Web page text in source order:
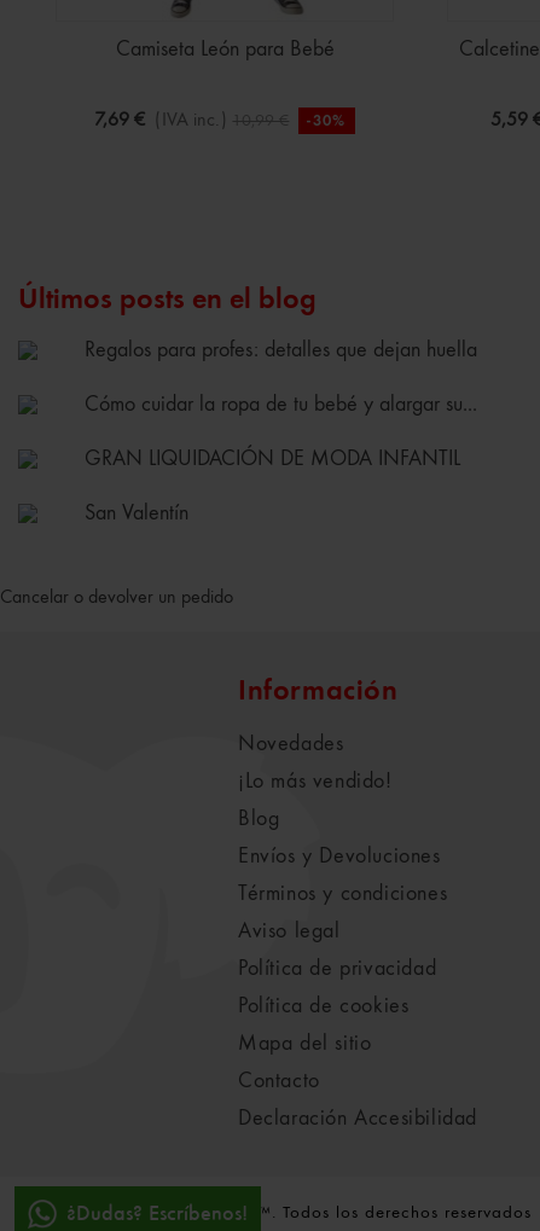
Camiseta León para Bebé
7,69 € (IVA inc.) 10,99 € -30% 5,59
Últimos posts en el blog
Regalos para profes: detalles que dejan huella
Cómo cuidar la ropa de tu bebé y alargar su...
GRAN LIQUIDACIÓN DE MODA INFANTIL
San Valentín
Cancelar o devolver un pedido
Información
Novedades
¡Lo más vendido!
Blog
Envíos y Devoluciones
Términos y condiciones
Aviso legal
Política de privacidad
Política de cookies
Mapa del sitio
Contacto
Declaración Accesibilidad
© 2021-2022 Koala Vila™. Todos los derechos reservados
¿Dudas? Escríbenos!